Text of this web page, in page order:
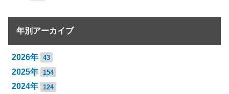
年別アーカイブ
2026年 43
2025年 154
2024年 124